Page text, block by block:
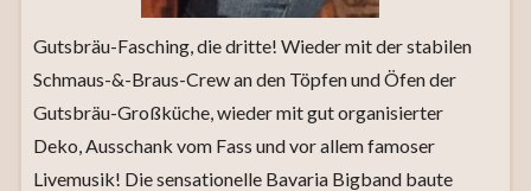
Gutsbräu-Fasching, die dritte! Wieder mit der stabilen
Schmaus-&-Braus-Crew an den Töpfen und Öfen der
Gutsbräu-Großküche, wieder mit gut organisierter
Deko, Ausschank vom Fass und vor allem famoser
Livemusik! Die sensationelle Bavaria Bigband baute